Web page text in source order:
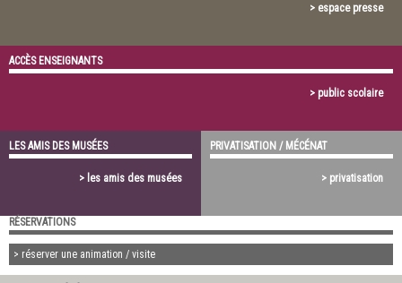
> espace presse
ACCÈS ENSEIGNANTS
> public scolaire
LES AMIS DES MUSÉES
> les amis des musées
PRIVATISATION / MÉCÉNAT
> privatisation
RÉSERVATIONS
> réserver une animation / visite